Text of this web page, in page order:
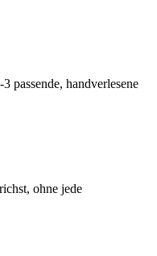
passende, handverlesene
ohne jede